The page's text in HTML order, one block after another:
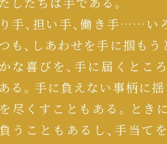
手、担い手、働き手……い
も、しあわせを手に掴もう
な喜びを、手に届くとこ
る。手に負えない事柄に揺
尽くすこともある。とき
うこともあるし、手当て